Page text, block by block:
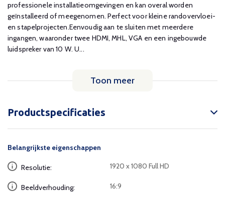
professionele installatieomgevingen en kan overal worden
geïnstalleerd of meegenomen. Perfect voor kleine randovervloei-
en stapelprojecten.Eenvoudig aan te sluiten met meerdere
ingangen, waaronder twee HDMI, MHL, VGA en een ingebouwde
luidspreker van 10 W. U...
Toon meer
Productspecificaties
Belangrijkste eigenschappen
Resolutie: 1920 x 1080 Full HD
Beeldverhouding: 16:9